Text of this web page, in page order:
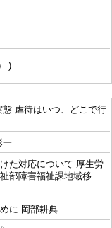
虐待はいつ、どこで行
一
た対応について 厚生労
部障害福祉課地域移
に 岡部耕典